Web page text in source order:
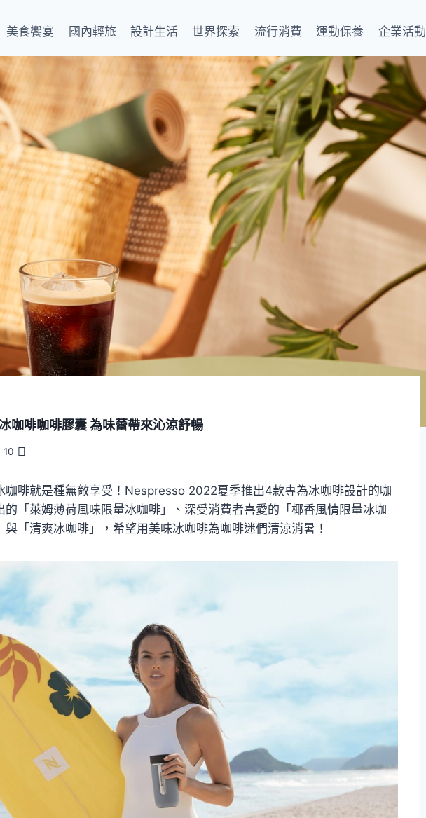
美食饗宴 國內輕旅 設計生活 世界探索 流行消費 運動保養 企業活動
咖啡咖啡膠囊 為味蕾帶來沁涼舒暢
日
咖啡就是種無敵享受！Nespresso 2022夏季推出4款專為冰咖啡設計的咖
的「萊姆薄荷風味限量冰咖啡」、深受消費者喜愛的「椰香風情限量冰咖
「清爽冰咖啡」，希望用美味冰咖啡為咖啡迷們清涼消暑！